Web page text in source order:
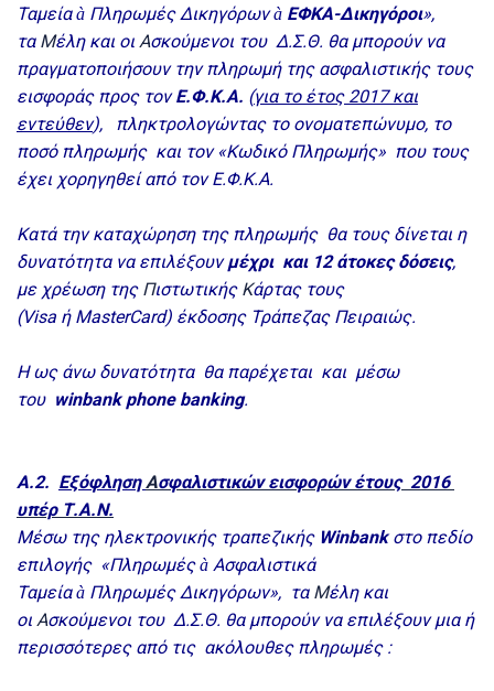
Ταμείαà Πληρωμές Δικηγόρωνà ΕΦΚΑ-Δικηγόροι»,
τα Μέλη και οι Ασκούμενοι του Δ.Σ.Θ. θα μπορούν να
πραγματοποιήσουν την πληρωμή της ασφαλιστικής τους
εισφοράς προς τονΕ.Φ.Κ.Α. (για το έτος 2017 και
εντεύθεν), πληκτρολογώντας το ονοματεπώνυμο, το
ποσό πληρωμής και τον «Κωδικό Πληρωμής» που τους
έχει χορηγηθεί από τον Ε.Φ.Κ.Α.
Κατά την καταχώρηση της πληρωμής θα τους δίνεται η
δυνατότητα να επιλέξουνμέχρι και 12 άτοκες δόσεις,
με χρέωση της Πιστωτικής Κάρτας τους
(Visa ή MasterCard) έκδοσης Τράπεζας Πειραιώς.
Η ως άνω δυνατότητα θα παρέχεται και μέσω
του winbank phone banking.
Α.2. ΕξόφλησηΑσφαλιστικών εισφορών έτους 2016
υπέρ Τ.Α.Ν.
Μέσω της ηλεκτρονικής τραπεζικής Winbank στο πεδίο
επιλογής «Πληρωμέςà Ασφαλιστικά
Ταμείαà Πληρωμές Δικηγόρων», τα Μέλη και
οι Ασκούμενοι του Δ.Σ.Θ. θα μπορούν να επιλέξουν μια ή
περισσότερες από τις ακόλουθες πληρωμές :